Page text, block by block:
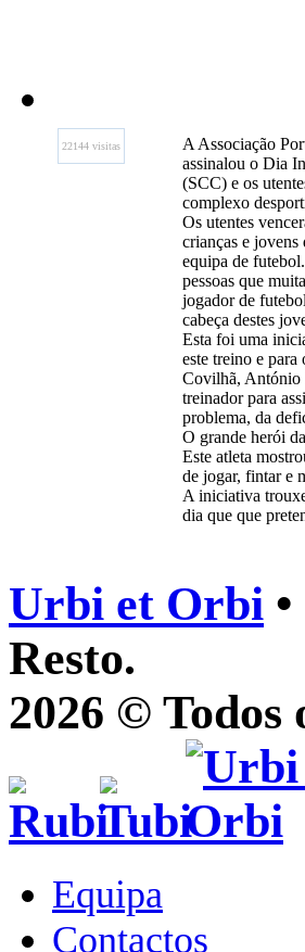
22144 visitas
A Associação
assinalou o Dia
(SCC) e os
complexo
Os utentes
crianças e jovens
equipa de
pessoas que
jogador de
cabeça destes
Esta foi uma
este treino e
Covilhã, António
treinador para
problema, da
O grande herói
Este atleta
de jogar, fintar e
A iniciativa
dia que que
Urbi et Orbi
Resto.
2026 © Todos
Equipa
Contactos